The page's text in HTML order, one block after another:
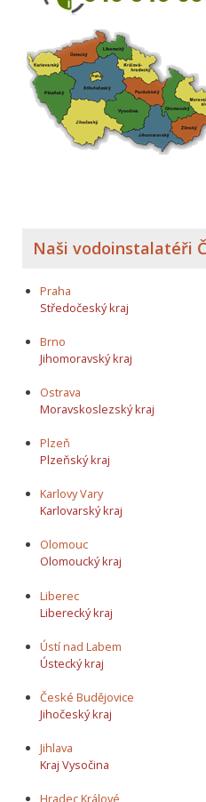
Naši vodoinstalatéři
Praha
Středočeský kraj
Brno
Jihomoravský kraj
Ostrava
Moravskoslezský kraj
Plzeň
Plzeňský kraj
Karlovy Vary
Karlovarský kraj
Olomouc
Olomoucký kraj
Liberec
Liberecký kraj
Ústí nad Labem
Ústecký kraj
České Budějovice
Jihočeský kraj
Jihlava
Kraj Vysočina
Hradec Králové